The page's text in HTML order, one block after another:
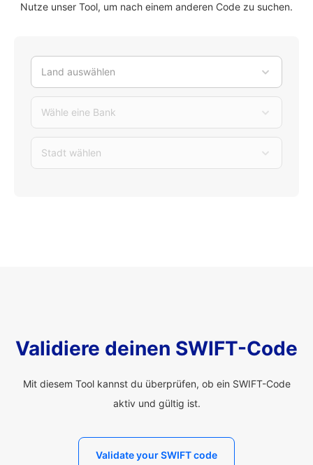
Nutze unser Tool, um nach einem anderen Code zu suchen.
Land auswählen
Wähle eine Bank
Stadt wählen
Validiere deinen SWIFT-Code
Mit diesem Tool kannst du überprüfen, ob ein SWIFT-Code
aktiv und gültig ist.
Validate your SWIFT code